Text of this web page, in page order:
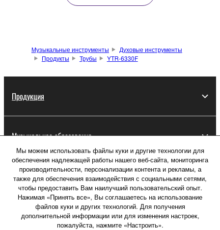
Музыкальные инструменты
Духовые инструменты
Продукты
Трубы YTR-6330F
Продукция
Музыкальное образование
Новости
Музыканты
Мы можем использовать файлы куки и другие технологии для
обеспечения надлежащей работы нашего веб-сайта, мониторинга
производительности, персонализации контента и рекламы, а
также для обеспечения взаимодействия с социальными сетями,
чтобы предоставить Вам наилучший пользовательский опыт.
Нажимая «Принять все», Вы соглашаетесь на использование
файлов куки и других технологий. Для получения
дополнительной информации или для изменения настроек,
пожалуйста, нажмите «Настроить».